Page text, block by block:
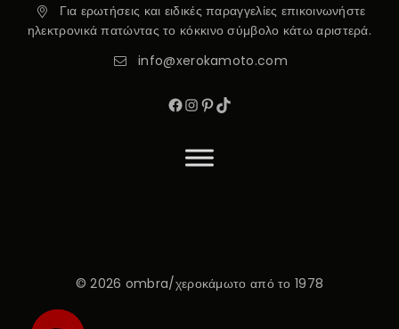
Για ερωτήσεις και ειδικές παραγγελίες επικοινωνήστε
ηλεκτρονικά πατώντας το κόκκινο σύμβολο κάτω αριστερά.
info@xerokamoto.com
© 2026 ombra/χεροκάμωτο από το 1978